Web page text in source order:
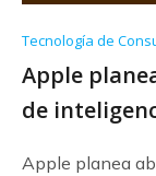
Tecnología de
Apple
de
Apple planea